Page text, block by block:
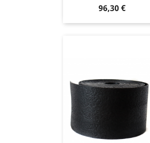
Prix
96,30 €